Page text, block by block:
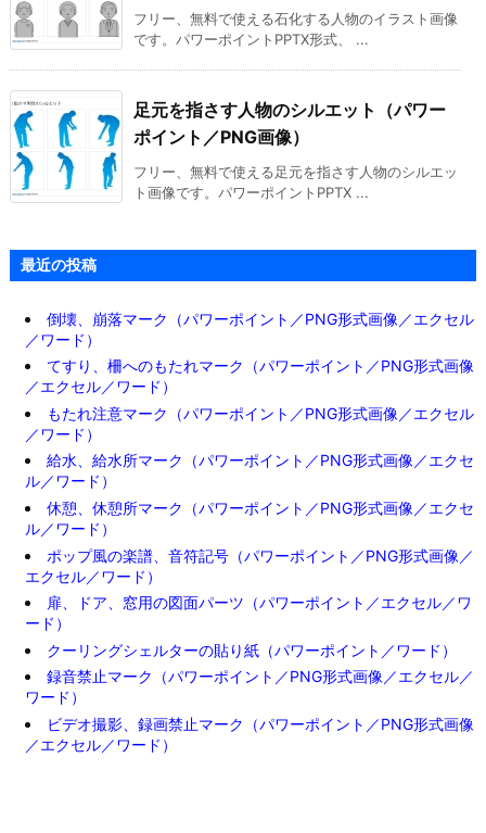
フリー、無料で使える石化する人物のイラスト画像
です。パワーポイントPPTX形式、 ...
足元を指さす人物のシルエット（パワー
ポイント／PNG画像）
フリー、無料で使える足元を指さす人物のシルエッ
ト画像です。パワーポイントPPTX ...
最近の投稿
倒壊、崩落マーク（パワーポイント／PNG形式画像／エクセル
／ワード）
てすり、柵へのもたれマーク（パワーポイント／PNG形式画像
／エクセル／ワード）
もたれ注意マーク（パワーポイント／PNG形式画像／エクセル
／ワード）
給水、給水所マーク（パワーポイント／PNG形式画像／エクセ
ル／ワード）
休憩、休憩所マーク（パワーポイント／PNG形式画像／エクセ
ル／ワード）
ポップ風の楽譜、音符記号（パワーポイント／PNG形式画像／
エクセル／ワード）
扉、ドア、窓用の図面パーツ（パワーポイント／エクセル／ワ
ード）
クーリングシェルターの貼り紙（パワーポイント／ワード）
録音禁止マーク（パワーポイント／PNG形式画像／エクセル／
ワード）
ビデオ撮影、録画禁止マーク（パワーポイント／PNG形式画像
／エクセル／ワード）